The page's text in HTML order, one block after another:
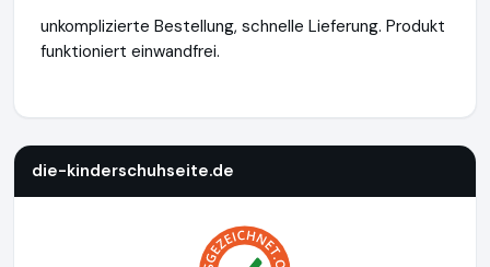
unkomplizierte Bestellung, schnelle Lieferung. Produkt
funktioniert einwandfrei.
die-kinderschuhseite.de